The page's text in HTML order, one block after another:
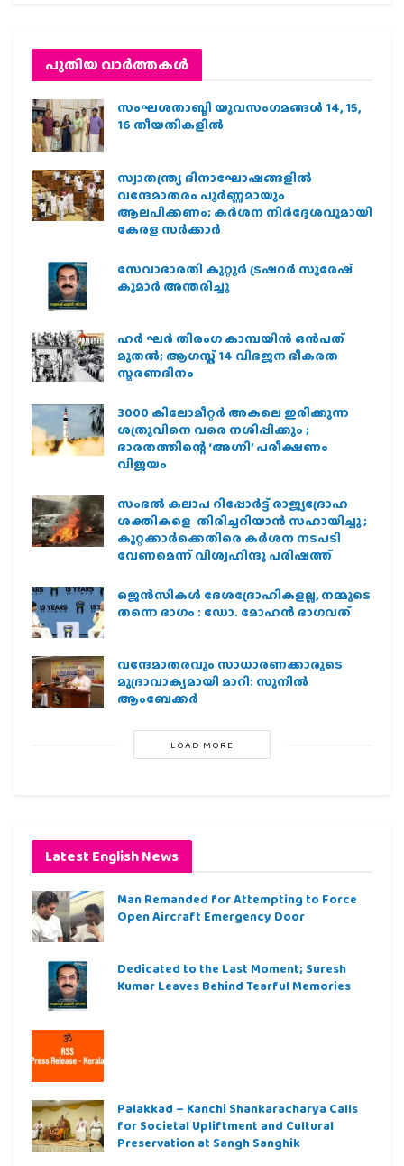
പുതിയ വാര്‍ത്തകള്‍
സംഘശതാബ്ദി യുവസംഗമങ്ങള്‍ 14, 15,
16 തീയതികളില്‍
സ്വാതന്ത്ര്യ ദിനാഘോഷങ്ങളിൽ
വന്ദേമാതരം പൂർണ്ണമായും
ആലപിക്കണം; കർശന നിർദ്ദേശവുമായി
കേരള സർക്കാർ
സേവാഭാരതി കുറ്റൂർ ട്രഷറർ സുരേഷ്
കുമാർ അന്തരിച്ചു
ഹര്‍ ഘര്‍ തിരംഗ കാമ്പയിന്‍ ഒന്‍പത്
മുതല്‍; ആഗസ്ത് 14 വിഭജന ഭീകരത
സ്മരണദിനം
3000 കിലോമീറ്റർ അകലെ ഇരിക്കുന്ന
ശത്രുവിനെ വരെ നശിപ്പിക്കും ;
ഭാരതത്തിന്റെ ‘അഗ്നി’ പരീക്ഷണം
വിജയം
സംഭൽ കലാപ റിപ്പോർട്ട് രാജ്യദ്രോഹ
ശക്തികളെ തിരിച്ചറിയാൻ സഹായിച്ചു ;
കുറ്റക്കാർക്കെതിരെ കർശന നടപടി
വേണമെന്ന് വിശ്വഹിന്ദു പരിഷത്ത്
ജെന്‍സികള്‍ ദേശദ്രോഹികളല്ല, നമ്മുടെ
തന്നെ ഭാഗം : ഡോ. മോഹന്‍ ഭാഗവത്
വന്ദേമാതരവും സാധാരണക്കാരുടെ
മുദ്രാവാക്യമായി മാറി: സുനിൽ
ആംബേക്കർ
LOAD MORE
Latest English News
Man Remanded for Attempting to Force
Open Aircraft Emergency Door
Dedicated to the Last Moment; Suresh
Kumar Leaves Behind Tearful Memories
Palakkad – Kanchi Shankaracharya Calls
for Societal Upliftment and Cultural
Preservation at Sangh Sanghik